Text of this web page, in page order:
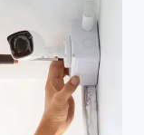
تركيب
كاميرات
سعر
جملة
في
جدة